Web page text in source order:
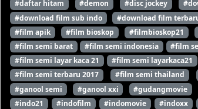
#daftar hitam
#demon #disc jockey
#download film sub indo
#download film
#film apik
#film bioskop #filmbioskop21
#film semi barat
#film semi indonesia #film
#film semi layar kaca 21
#film semi layarkaca21
#film semi terbaru 2017
#film semi thailand
#ganool semi
#ganool xxi #gudangmovie
#indo21
#indofilm #indomovie #indoxx